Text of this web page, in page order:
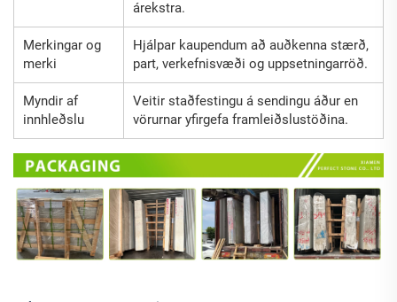
árekstra.
Merkingar og
merki
Hjálpar kaupendum að auðkenna stærð,
part, verkefnisvæði og uppsetningarröð.
Myndir af
innhleðslu
Veitir staðfestingu á sendingu áður en
vörurnar yfirgefa framleiðslustöðina.